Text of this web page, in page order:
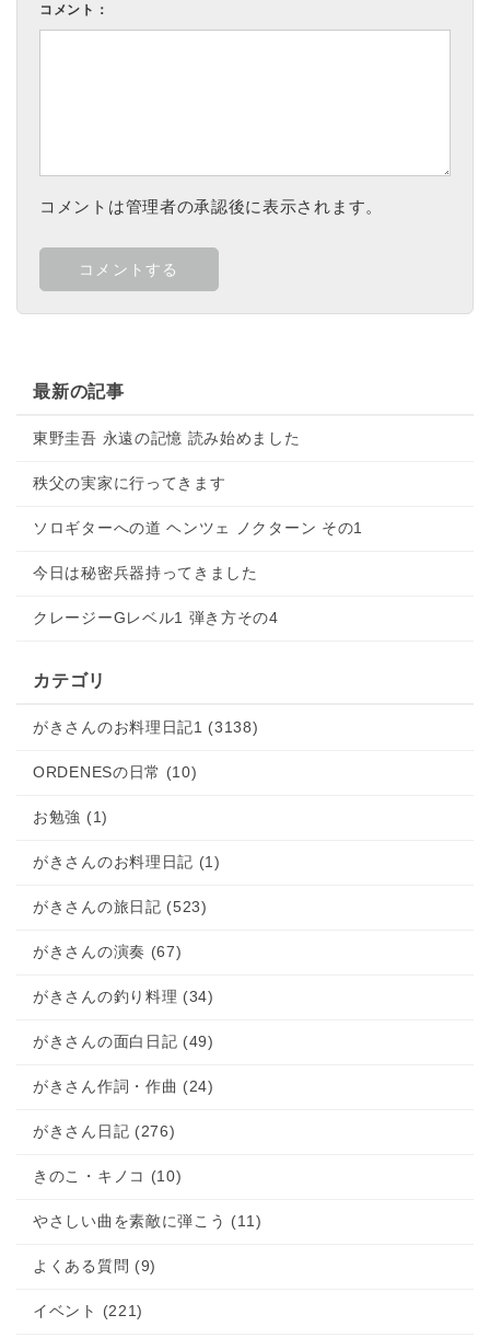
コメント：
コメントは管理者の承認後に表示されます。
最新の記事
東野圭吾 永遠の記憶 読み始めました
秩父の実家に行ってきます
ソロギターへの道 ヘンツェ ノクターン その1
今日は秘密兵器持ってきました
クレージーGレベル1 弾き方その4
カテゴリ
がきさんのお料理日記1 (3138)
ORDENESの日常 (10)
お勉強 (1)
がきさんのお料理日記 (1)
がきさんの旅日記 (523)
がきさんの演奏 (67)
がきさんの釣り料理 (34)
がきさんの面白日記 (49)
がきさん作詞・作曲 (24)
がきさん日記 (276)
きのこ・キノコ (10)
やさしい曲を素敵に弾こう (11)
よくある質問 (9)
イベント (221)